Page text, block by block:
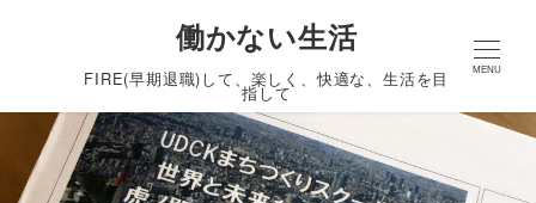
働かない生活
FIRE(早期退職)して、楽しく、快適な、生活を目
指して
MENU